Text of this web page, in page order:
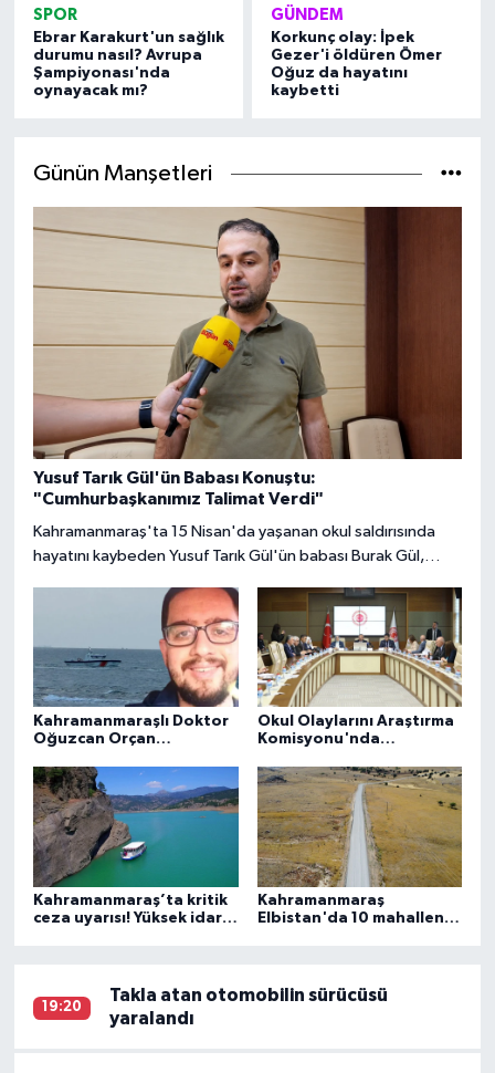
SPOR
Ebrar Karakurt'un sağlık
durumu nasıl? Avrupa
Şampiyonası'nda
oynayacak mı?
GÜNDEM
Korkunç olay: İpek
Gezer'i öldüren Ömer
Oğuz da hayatını
kaybetti
Günün Manşetleri
Yusuf Tarık Gül'ün Babası Konuştu:
"Cumhurbaşkanımız Talimat Verdi"
Kahramanmaraş'ta 15 Nisan'da yaşanan okul saldırısında
hayatını kaybeden Yusuf Tarık Gül'ün babası Burak Gül,
gerçekleştirdiği görüşmenin ayrıntılarını Kahramanmaraş'ta
Bugün Gazetesi'ne anlattı. Gül, şehitlik talebi, okul isimleri
ve soruşturma süreciyle ilgili önemli açıklamalarda bulundu.
Kahramanmaraşlı Doktor
Oğuzcan Orçan
Kaybetti
Okul Olaylarını Araştırma
Komisyonu'nda
ilişkin önerileri ele alındı
Kahramanmaraş’ta kritik
ceza uyarısı! Yüksek idari
Kahramanmaraş
Elbistan'da 10 mahallenin
19:20
Takla atan otomobilin sürücüsü
yaralandı